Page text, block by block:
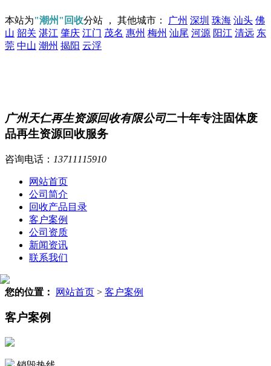
本站为"潮州"回收分站 ， 其他城市： 广州 深圳 珠海 汕头 佛
山 韶关 湛江 肇庆 江门 茂名 惠州 梅州 汕尾 河源 阳江 清远 东
莞 中山 潮州 揭阳 云浮
广州天仁再生资源回收有限公司二十年专注固体废
品再生资源回收服务
咨询电话： 13711115910
网站首页
公司简介
回收产品目录
客户案例
公司资质
新闻资讯
联系我们
您的位置： 网站首页 > 客户案例
客户案例